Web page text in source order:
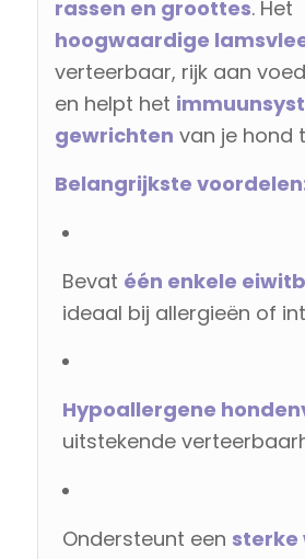
rassen en groottes. Het
hoogwaardige
verteerbaar, rijk aan
en helpt het
gewrichten van je hond
Belangrijkste
Bevat één enkele
ideaal bij allergieën of
Hypoallergene
uitstekende
Ondersteunt een sterke